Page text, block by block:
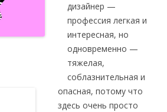
дизайнер —
профессия легкая и
интересная, но
одновременно —
тяжелая,
соблазнительная и
опасная, потому что
здесь очень просто